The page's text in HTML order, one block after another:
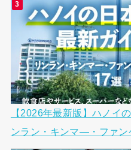
【2026年最新版】ハノイ
ンラン・キンマ―・ファ